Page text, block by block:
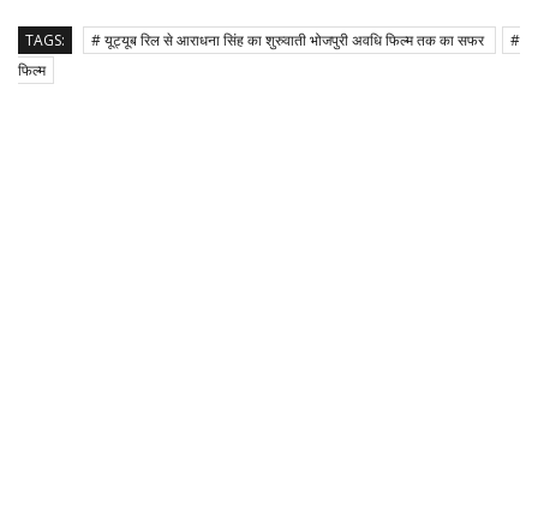
TAGS: # यूट्यूब रिल से आराधना सिंह का शुरुवाती भोजपुरी अवधि फिल्म तक का सफर
#
फिल्म